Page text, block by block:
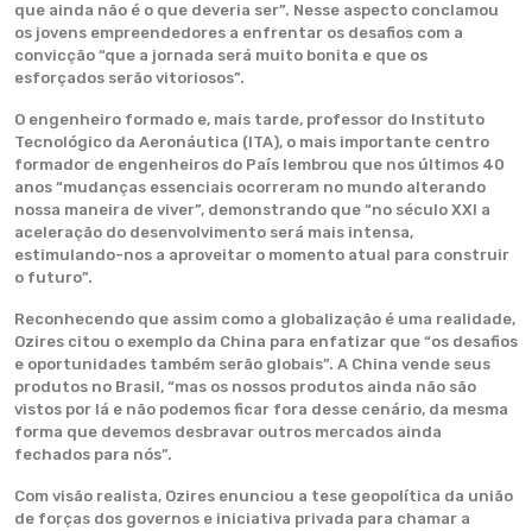
que ainda não é o que deveria ser”. Nesse aspecto conclamou
os jovens empreendedores a enfrentar os desafios com a
convicção “que a jornada será muito bonita e que os
esforçados serão vitoriosos”.
O engenheiro formado e, mais tarde, professor do Instituto
Tecnológico da Aeronáutica (ITA), o mais importante centro
formador de engenheiros do País lembrou que nos últimos 40
anos “mudanças essenciais ocorreram no mundo alterando
nossa maneira de viver”, demonstrando que “no século XXI a
aceleração do desenvolvimento será mais intensa,
estimulando-nos a aproveitar o momento atual para construir
o futuro”.
Reconhecendo que assim como a globalização é uma realidade,
Ozires citou o exemplo da China para enfatizar que “os desafios
e oportunidades também serão globais”. A China vende seus
produtos no Brasil, “mas os nossos produtos ainda não são
vistos por lá e não podemos ficar fora desse cenário, da mesma
forma que devemos desbravar outros mercados ainda
fechados para nós”.
Com visão realista, Ozires enunciou a tese geopolítica da união
de forças dos governos e iniciativa privada para chamar a